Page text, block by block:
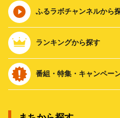
ふるラボチャンネルから
ランキングから探す
番組・特集・キャンペー